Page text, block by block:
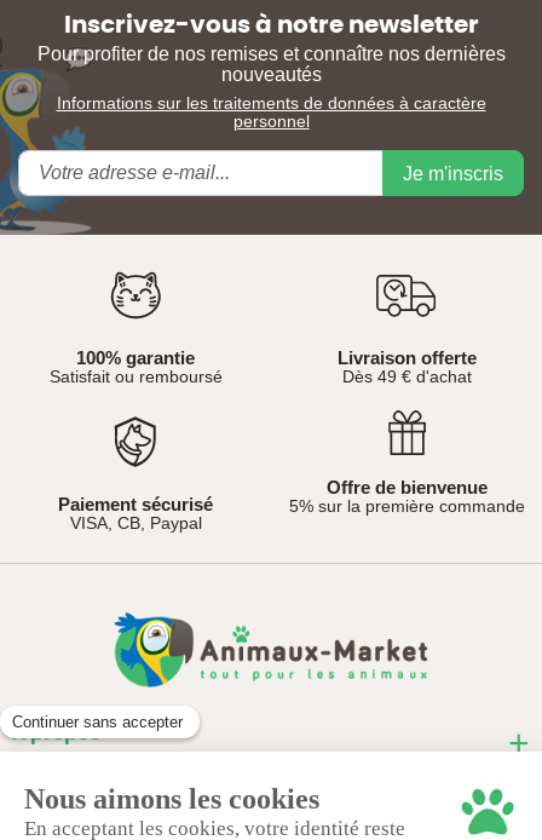
Inscrivez-vous à notre newsletter
Pour profiter de nos remises et connaître nos dernières
nouveautés
Informations sur les traitements de données à caractère
personnel
Je m'inscris
100% garantie
Satisfait ou remboursé
Livraison offerte
Dès 49 € d'achat
Paiement sécurisé
VISA, CB, Paypal
Offre de bienvenue
5% sur la première commande
À propos
Informations pratiques